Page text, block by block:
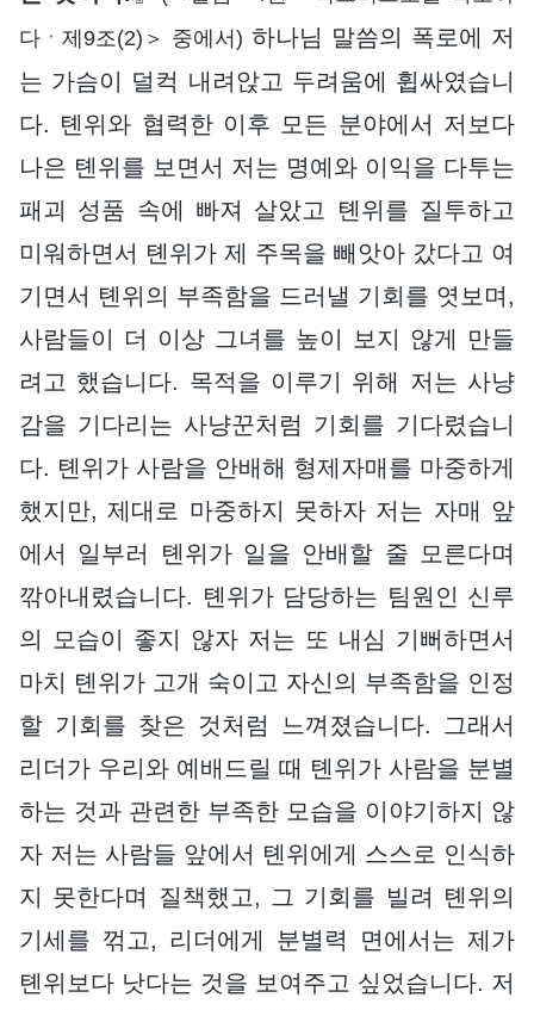
다ㆍ제9조(2)＞ 중에서) 하나님 말씀의 폭로에 저
는 가슴이 덜컥 내려앉고 두려움에 휩싸였습니
다. 톈위와 협력한 이후 모든 분야에서 저보다
나은 톈위를 보면서 저는 명예와 이익을 다투는
패괴 성품 속에 빠져 살았고 톈위를 질투하고
미워하면서 톈위가 제 주목을 빼앗아 갔다고 여
기면서 톈위의 부족함을 드러낼 기회를 엿보며,
사람들이 더 이상 그녀를 높이 보지 않게 만들
려고 했습니다. 목적을 이루기 위해 저는 사냥
감을 기다리는 사냥꾼처럼 기회를 기다렸습니
다. 톈위가 사람을 안배해 형제자매를 마중하게
했지만, 제대로 마중하지 못하자 저는 자매 앞
에서 일부러 톈위가 일을 안배할 줄 모른다며
깎아내렸습니다. 톈위가 담당하는 팀원인 신루
의 모습이 좋지 않자 저는 또 내심 기뻐하면서
마치 톈위가 고개 숙이고 자신의 부족함을 인정
할 기회를 찾은 것처럼 느껴졌습니다. 그래서
리더가 우리와 예배드릴 때 톈위가 사람을 분별
하는 것과 관련한 부족한 모습을 이야기하지 않
자 저는 사람들 앞에서 톈위에게 스스로 인식하
지 못한다며 질책했고, 그 기회를 빌려 톈위의
기세를 꺾고, 리더에게 분별력 면에서는 제가
톈위보다 낫다는 것을 보여주고 싶었습니다. 저